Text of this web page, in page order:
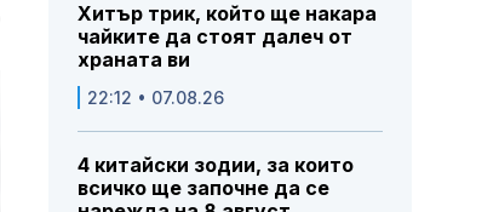
Хитър трик, който ще накара
чайките да стоят далеч от
храната ви
22:12 • 07.08.26
4 китайски зодии, за които
всичко ще започне да се